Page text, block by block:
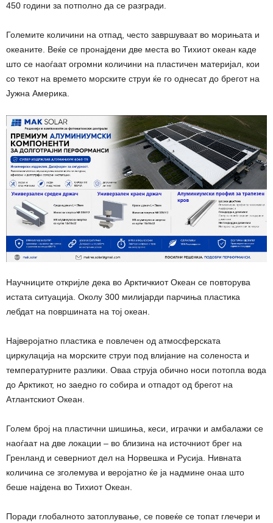
450 години за потполно да се разгради.
Големите количини на отпад, често завршуваат во морињата и
океаните. Веќе се пронајдени две места во Тихиот океан каде
што се наоѓаат огромни количини на пластичен материјал, кои
со текот на времето морските струи ќе го однесат до брегот на
Јужна Америка.
Научниците откријле дека во Арктичкиот Океан се повторува
истата ситуација. Околу 300 милијарди парчиња пластика
лебдат на површината на тој океан.
Најверојатно пластика е повлечен од атмосферската
циркулација на морските струи под влијание на соленоста и
температурните разлики. Оваа струја обично носи потопла вода
до Арктикот, но заедно го собира и отпадот од брегот на
Атлантскиот Океан.
Голем број на пластични шишиња, кеси, играчки и амбалажи се
наоѓаат на две локации – во близина на источниот брег на
Гренланд и северниот дел на Норвешка и Русија. Нивната
количина се зголемува и веројатно ќе ја надмине онаа што
беше најдена во Тихиот Океан.
Поради глобалното затоплување, се повеќе се топат глечери и